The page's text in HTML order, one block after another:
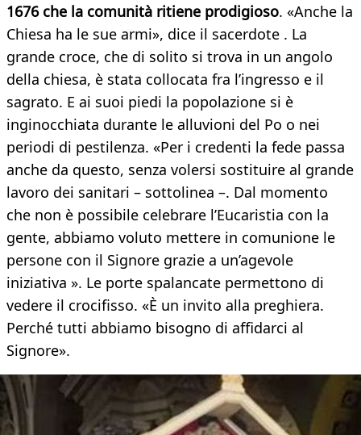
1676 che la comunità ritiene prodigioso. «Anche la
Chiesa ha le sue armi», dice il sacerdote . La
grande croce, che di solito si trova in un angolo
della chiesa, è stata collocata fra l’ingresso e il
sagrato. E ai suoi piedi la popolazione si è
inginocchiata durante le alluvioni del Po o nei
periodi di pestilenza. «Per i credenti la fede passa
anche da questo, senza volersi sostituire al grande
lavoro dei sanitari – sottolinea –. Dal momento
che non è possibile celebrare l’Eucaristia con la
gente, abbiamo voluto mettere in comunione le
persone con il Signore grazie a un’agevole
iniziativa ». Le porte spalancate permettono di
vedere il crocifisso. «È un invito alla preghiera.
Perché tutti abbiamo bisogno di affidarci al
Signore».